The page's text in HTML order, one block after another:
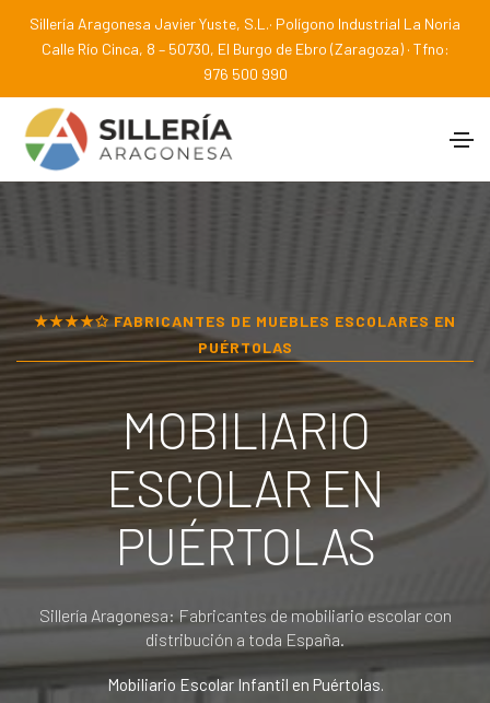
Sillería Aragonesa Javier Yuste, S.L.· Polígono Industrial La Noria
Calle Río Cinca, 8 – 50730, El Burgo de Ebro (Zaragoza) · Tfno:
976 500 990
★★★★✩ FABRICANTES DE MUEBLES ESCOLARES EN
PUÉRTOLAS
MOBILIARIO
ESCOLAR EN
PUÉRTOLAS
Sillería Aragonesa: Fabricantes de mobiliario escolar con
distribución a toda España.
Mobiliario Escolar Infantil en Puértolas.